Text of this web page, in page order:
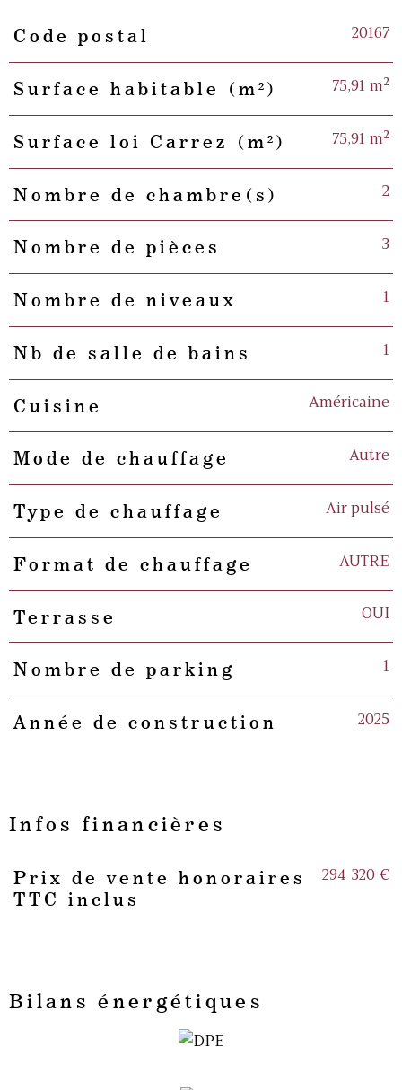
Caractéristiques Valeurs
Code postal 20167
Surface habitable (m²) 75,91 m²
Surface loi Carrez (m²) 75,91 m²
Nombre de chambre(s) 2
Nombre de pièces 3
Nombre de niveaux 1
Nb de salle de bains 1
Cuisine Américaine
Mode de chauffage Autre
Type de chauffage Air pulsé
Format de chauffage AUTRE
Terrasse OUI
Nombre de parking 1
Année de construction 2025
Infos financières
Caractéristiques Valeurs
Prix de vente honoraires
TTC inclus
294 320 €
Bilans énergétiques